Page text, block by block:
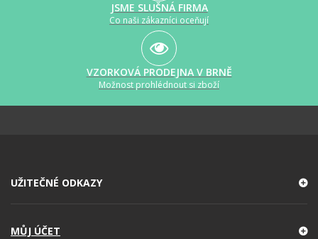
JSME SLUŠNÁ FIRMA
Co naši zákazníci oceňují
VZORKOVÁ PRODEJNA V BRNĚ
Možnost prohlédnout si zboží
UŽITEČNÉ ODKAZY
MŮJ ÚČET